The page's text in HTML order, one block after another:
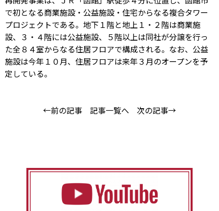
で初となる商業施設・公益施設・住宅からなる複合タワー
プロジェクトである。地下１階と地上１・２階は商業施
設、３・４階には公益施設、５階以上は同社が分譲を行っ
た全８４室からなる住居フロアで構成される。なお、公益
施設は今年１０月、住居フロアは来年３月のオープンを予
定している。
←前の記事 記事一覧へ 次の記事→